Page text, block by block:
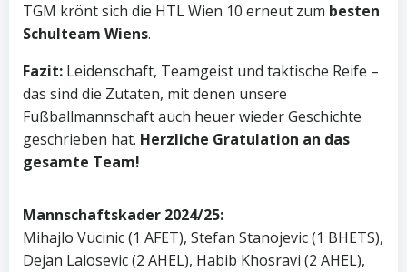
TGM krönt sich die HTL Wien 10 erneut zum besten
Schulteam Wiens.
Fazit: Leidenschaft, Teamgeist und taktische Reife –
das sind die Zutaten, mit denen unsere
Fußballmannschaft auch heuer wieder Geschichte
geschrieben hat. Herzliche Gratulation an das
gesamte Team!
Mannschaftskader 2024/25:
Mihajlo Vucinic (1 AFET), Stefan Stanojevic (1 BHETS),
Dejan Lalosevic (2 AHEL), Habib Khosravi (2 AHEL),